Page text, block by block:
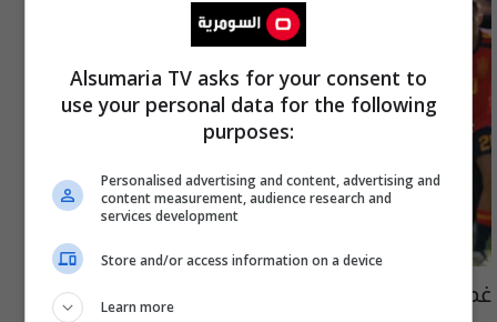
غموض يحيط بمستقبل رودري مع مانشستر
Alsumaria TV asks for your consent to
use your personal data for the following
purposes:
Personalised advertising and content, advertising and
content measurement, audience research and
services development
Store and/or access information on a device
Learn more